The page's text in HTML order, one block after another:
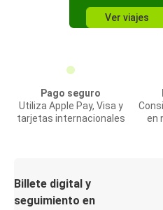
Ver viajes
Pago seguro
Utiliza Apple Pay, Visa y
tarjetas internacionales
en
Billete digital y
seguimiento en